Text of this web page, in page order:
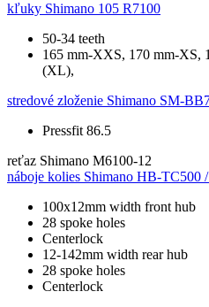
kľuky Shimano 105 R7100
50-34 teeth
165 mm-XXS, 170 mm-XS,
(XL),
stredové zloženie Shimano SM-
Pressfit 86.5
reťaz Shimano M6100-12
náboje kolies Shimano HB-TC500
100x12mm width front hub
28 spoke holes
Centerlock
12-142mm width rear hub
28 spoke holes
Centerlock